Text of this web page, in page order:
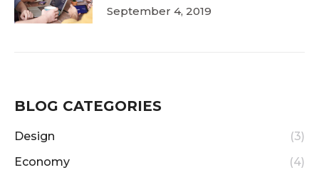
September 4, 2019
BLOG CATEGORIES
Design
(3)
Economy
(4)